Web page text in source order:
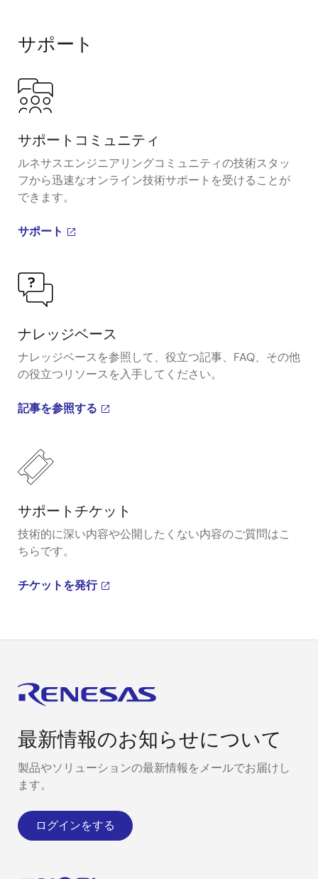
サポート
サポートコミュニティ
ルネサスエンジニアリングコミュニティの技術スタッ
フから迅速なオンライン技術サポートを受けることが
できます。
サポート
ナレッジベース
ナレッジベースを参照して、役立つ記事、FAQ、その他
の役立つリソースを入手してください。
記事を参照する
サポートチケット
技術的に深い内容や公開したくない内容のご質問はこ
ちらです。
チケットを発行
最新情報のお知らせについて
製品やソリューションの最新情報をメールでお届けし
ます。
ログインをする